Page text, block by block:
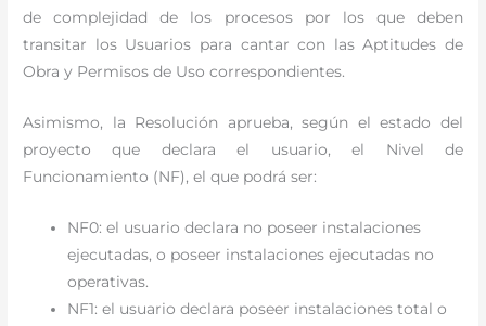
de complejidad de los procesos por los que deben
transitar los Usuarios para cantar con las Aptitudes de
Obra y Permisos de Uso correspondientes.
Asimismo, la Resolución aprueba, según el estado del
proyecto que declara el usuario, el Nivel de
Funcionamiento (NF), el que podrá ser:
NF0: el usuario declara no poseer instalaciones
ejecutadas, o poseer instalaciones ejecutadas no
operativas.
NF1: el usuario declara poseer instalaciones total o